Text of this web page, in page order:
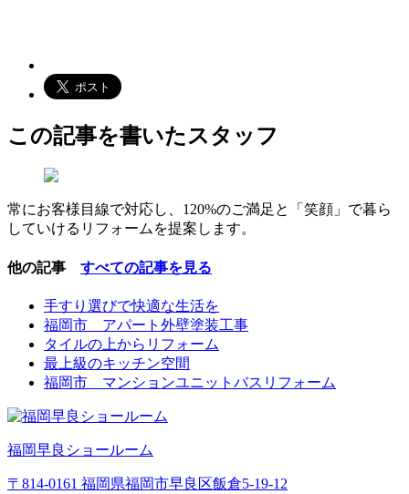
この記事を書いたスタッフ
常にお客様目線で対応し、120%のご満足と「笑顔」で暮ら
していけるリフォームを提案します。
他の記事 すべての記事を見る
手すり選びで快適な生活を
福岡市 アパート外壁塗装工事
タイルの上からリフォーム
最上級のキッチン空間
福岡市 マンションユニットバスリフォーム
福岡早良ショールーム
〒814-0161 福岡県福岡市早良区飯倉5-19-12